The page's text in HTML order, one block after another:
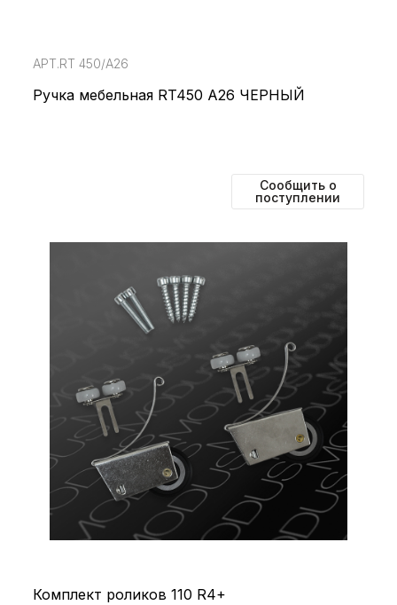
АРТ.RT 450/А26
Ручка мебельная RT450 A26 ЧЕРНЫЙ
Сообщить о
поступлении
Комплект роликов 110 R4+